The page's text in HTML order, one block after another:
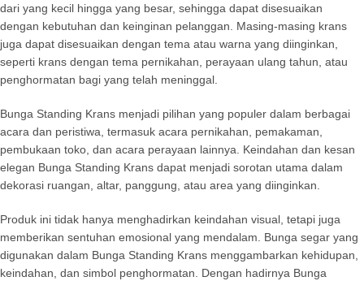
dari yang kecil hingga yang besar, sehingga dapat disesuaikan
dengan kebutuhan dan keinginan pelanggan. Masing-masing krans
juga dapat disesuaikan dengan tema atau warna yang diinginkan,
seperti krans dengan tema pernikahan, perayaan ulang tahun, atau
penghormatan bagi yang telah meninggal.
Bunga Standing Krans menjadi pilihan yang populer dalam berbagai
acara dan peristiwa, termasuk acara pernikahan, pemakaman,
pembukaan toko, dan acara perayaan lainnya. Keindahan dan kesan
elegan Bunga Standing Krans dapat menjadi sorotan utama dalam
dekorasi ruangan, altar, panggung, atau area yang diinginkan.
Produk ini tidak hanya menghadirkan keindahan visual, tetapi juga
memberikan sentuhan emosional yang mendalam. Bunga segar yang
digunakan dalam Bunga Standing Krans menggambarkan kehidupan,
keindahan, dan simbol penghormatan. Dengan hadirnya Bunga